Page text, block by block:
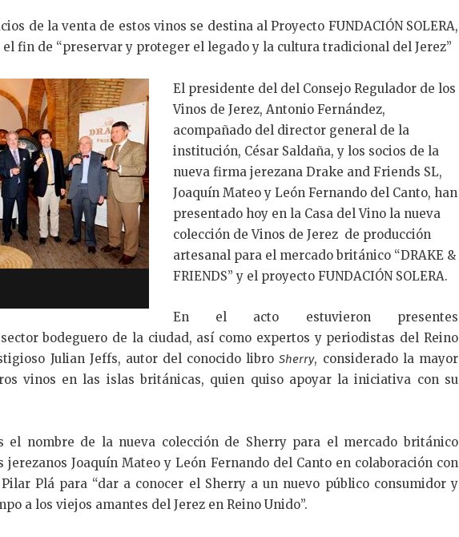
de la venta de estos vinos se destina al Proyecto FUNDACIÓN SOLERA,
el fin de “preservar y proteger el legado y la cultura tradicional del Jerez”
El presidente del del Consejo Regulador de los
Vinos de Jerez, Antonio Fernández,
acompañado del director general de la
institución, César Saldaña, y los socios de la
nueva firma jerezana Drake and Friends SL,
Joaquín Mateo y León Fernando del Canto, han
presentado hoy en la Casa del Vino la nueva
colección de Vinos de Jerez de producción
artesanal para el mercado británico “DRAKE &
FRIENDS” y el proyecto FUNDACIÓN SOLERA.
En el acto estuvieron presentes
bodeguero de la ciudad, así como expertos y periodistas del Reino
Julian Jeffs, autor del conocido libroSherry, considerado la mayor
vinos en las islas británicas, quien quiso apoyar la iniciativa con su
el nombre de la nueva colección de Sherry para el mercado británico
jerezanos Joaquín Mateo y León Fernando del Canto en colaboración con
Plá para “dar a conocer el Sherry a un nuevo público consumidor y
a los viejos amantes del Jerez en Reino Unido”.